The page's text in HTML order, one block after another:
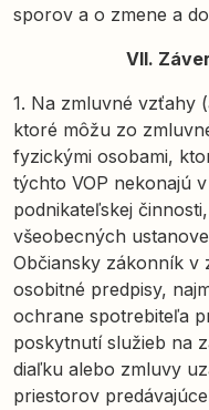
sporov a o zmene a
VII.
1. Na zmluvné vzťahy
ktoré môžu zo
fyzickými osobami,
týchto VOP nekonajú
podnikateľskej
všeobecných
Občiansky zákonník v
osobitné predpisy,
ochrane spotrebiteľa
poskytnutí služieb na
diaľku alebo zmluvy
priestorov